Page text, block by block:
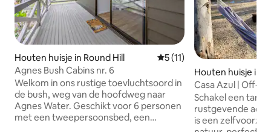
Houten huisje in Round Hill Gemiddelde beoordeling
5 (11)
Agnes Bush Cabins nr. 6
Welkom in ons rustige toevluchtsoord in
de bush, weg van de hoofdweg naar
Agnes Water. Geschikt voor 6 personen
met een tweepersoonsbed, een
Houten huisje in
eek
Casa Azul | Off-
Water & 1770
Schakel een
rustgevende
is een